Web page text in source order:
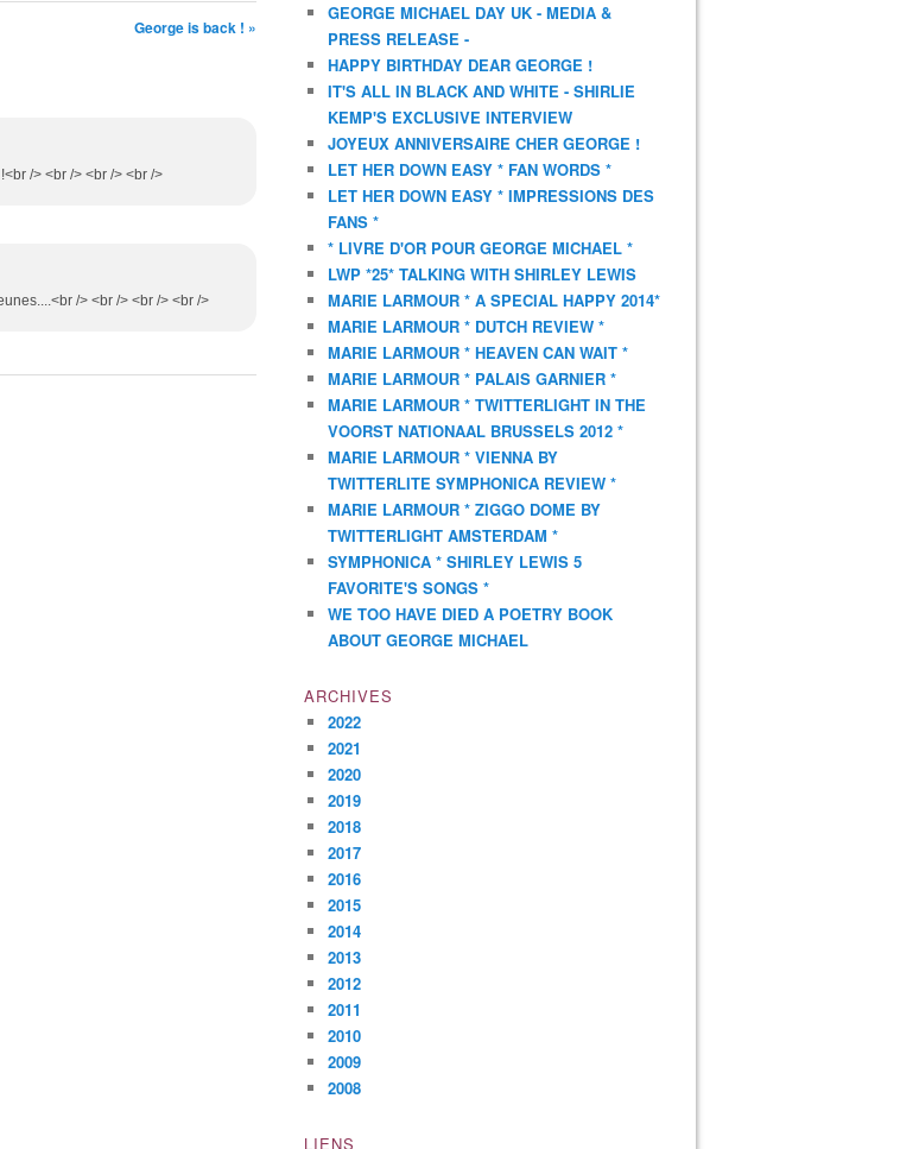
George is back ! »
/> <br /> <br /> <br />
/> <br /> <br /> <br />
GEORGE MICHAEL DAY UK - MEDIA &
PRESS RELEASE -
HAPPY BIRTHDAY DEAR GEORGE !
IT'S ALL IN BLACK AND WHITE - SHIRLIE
KEMP'S EXCLUSIVE INTERVIEW
JOYEUX ANNIVERSAIRE CHER GEORGE !
LET HER DOWN EASY * FAN WORDS *
LET HER DOWN EASY * IMPRESSIONS DES
FANS *
* LIVRE D'OR POUR GEORGE MICHAEL *
LWP *25* TALKING WITH SHIRLEY LEWIS
MARIE LARMOUR * A SPECIAL HAPPY 2014*
MARIE LARMOUR * DUTCH REVIEW *
MARIE LARMOUR * HEAVEN CAN WAIT *
MARIE LARMOUR * PALAIS GARNIER *
MARIE LARMOUR * TWITTERLIGHT IN THE
VOORST NATIONAAL BRUSSELS 2012 *
MARIE LARMOUR * VIENNA BY
TWITTERLITE SYMPHONICA REVIEW *
MARIE LARMOUR * ZIGGO DOME BY
TWITTERLIGHT AMSTERDAM *
SYMPHONICA * SHIRLEY LEWIS 5
FAVORITE'S SONGS *
WE TOO HAVE DIED A POETRY BOOK
ABOUT GEORGE MICHAEL
ARCHIVES
2022
2021
2020
2019
2018
2017
2016
2015
2014
2013
2012
2011
2010
2009
2008
LIENS